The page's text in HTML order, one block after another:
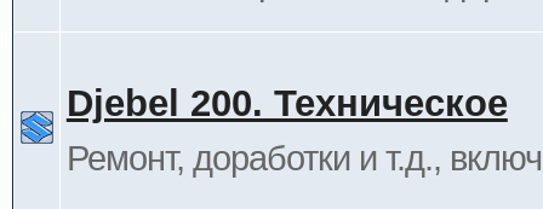
Djebel 200. Техническое
Ремонт, доработки и т.д.,